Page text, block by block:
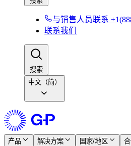
与销售人员联系
联系我们​​
搜索​​
中文（简）
产品​​ 解决方案​​ 国家/地区​​